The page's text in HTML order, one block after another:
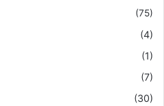
(75)
(4)
(1)
(7)
(30)